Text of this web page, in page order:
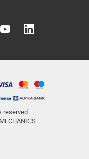
reserved